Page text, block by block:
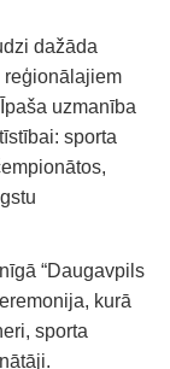
dažāda
reģionālajiem
uzmanība
sporta
“Daugavpils
kurā
sporta